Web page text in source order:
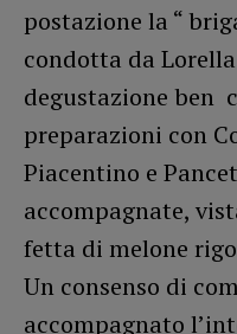
postazione la “
condotta da
degustazione ben
preparazioni con
Piacentino e
accompagnate,
fetta di melone
Un consenso di
accompagnato